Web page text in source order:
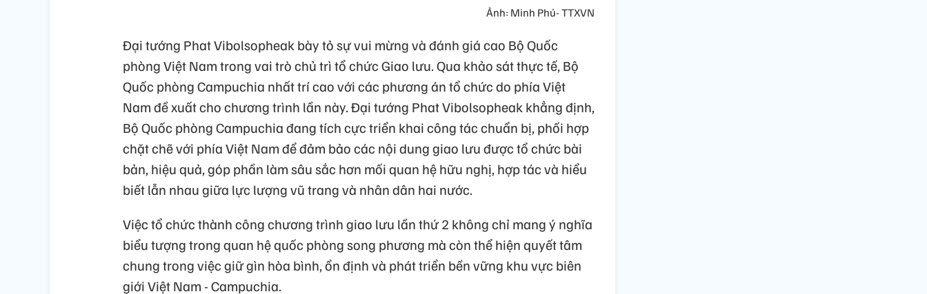
Ảnh: Minh Phú- TTXVN
Đại tướng Phat Vibolsopheak bày tỏ sự vui mừng và đánh giá cao Bộ Quốc
phòng Việt Nam trong vai trò chủ trì tổ chức Giao lưu. Qua khảo sát thực tế, Bộ
Quốc phòng Campuchia nhất trí cao với các phương án tổ chức do phía Việt
Nam đề xuất cho chương trình lần này. Đại tướng Phat Vibolsopheak khẳng định,
Bộ Quốc phòng Campuchia đang tích cực triển khai công tác chuẩn bị, phối hợp
chặt chẽ với phía Việt Nam để đảm bảo các nội dung giao lưu được tổ chức bài
bản, hiệu quả, góp phần làm sâu sắc hơn mối quan hệ hữu nghị, hợp tác và hiểu
biết lẫn nhau giữa lực lượng vũ trang và nhân dân hai nước.
Việc tổ chức thành công chương trình giao lưu lần thứ 2 không chỉ mang ý nghĩa
biểu tượng trong quan hệ quốc phòng song phương mà còn thể hiện quyết tâm
chung trong việc giữ gìn hòa bình, ổn định và phát triển bền vững khu vực biên
giới Việt Nam - Campuchia.